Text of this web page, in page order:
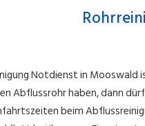
Notdienst in Mooswald
Abflussrohr haben, dann
beim